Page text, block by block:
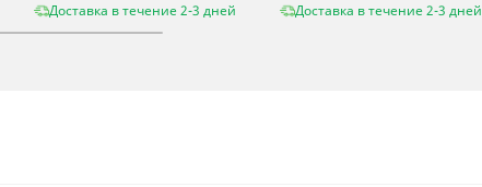
Доставка в течение 2-3 дней Доставка в течение 2-3 дней